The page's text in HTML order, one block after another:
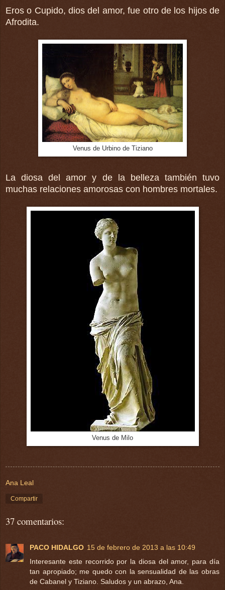
Eros o Cupido, dios del amor, fue otro de los hijos de
Afrodita.
Venus de Urbino de Tiziano
La diosa del amor y de la belleza también tuvo
muchas relaciones amorosas con hombres mortales.
Venus de Milo
Ana Leal
Compartir
37 comentarios:
PACO HIDALGO 15 de febrero de 2013 a las 10:49
Interesante este recorrido por la diosa del amor, para día
tan apropiado; me quedo con la sensualidad de las obras
de Cabanel y Tiziano. Saludos y un abrazo, Ana.